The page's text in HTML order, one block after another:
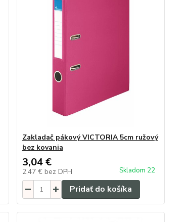
Zakladač pákový VICTORIA 5cm ružový
bez kovania
3,04 €
2,47 € bez DPH Skladom 22
Pridať do košíka